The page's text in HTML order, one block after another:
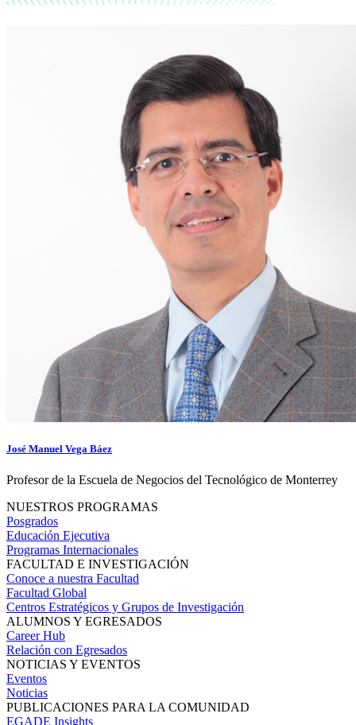
José Manuel Vega Báez
Profesor de la Escuela de Negocios del Tecnológico de Monterrey
NUESTROS PROGRAMAS
Posgrados
Educación Ejecutiva
Programas Internacionales
FACULTAD E INVESTIGACIÓN
Conoce a nuestra Facultad
Facultad Global
Centros Estratégicos y Grupos de Investigación
ALUMNOS Y EGRESADOS
Career Hub
Relación con Egresados
NOTICIAS Y EVENTOS
Eventos
Noticias
PUBLICACIONES PARA LA COMUNIDAD
EGADE Insights